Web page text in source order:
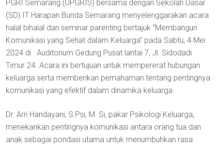
PGRI Semarang (UPGRIS) bersama dengan Sekolah Dasar
(SD) IT Harapan Bunda Semarang menyelenggarakan acara
halal bihalal dan seminar parenting bertajuk “Membangun
Komunikasi yang Sehat dalam Keluarga” pada Sabtu, 4 Mei
2024 di Auditorium Gedung Pusat lantai 7, Jl. Sidodadi
Timur 24. Acara ini bertujuan untuk mempererat hubungan
keluarga serta memberikan pemahaman tentang pentingnya
komunikasi yang efektif dalam dinamika keluarga.
Dr. Arri Handayani, S.Psi, M. Si, pakar Psikologi Keluarga,
menekankan pentingnya komunikasi antara orang tua dan
anak sebagai pondasi utama untuk menumbuhkan rasa